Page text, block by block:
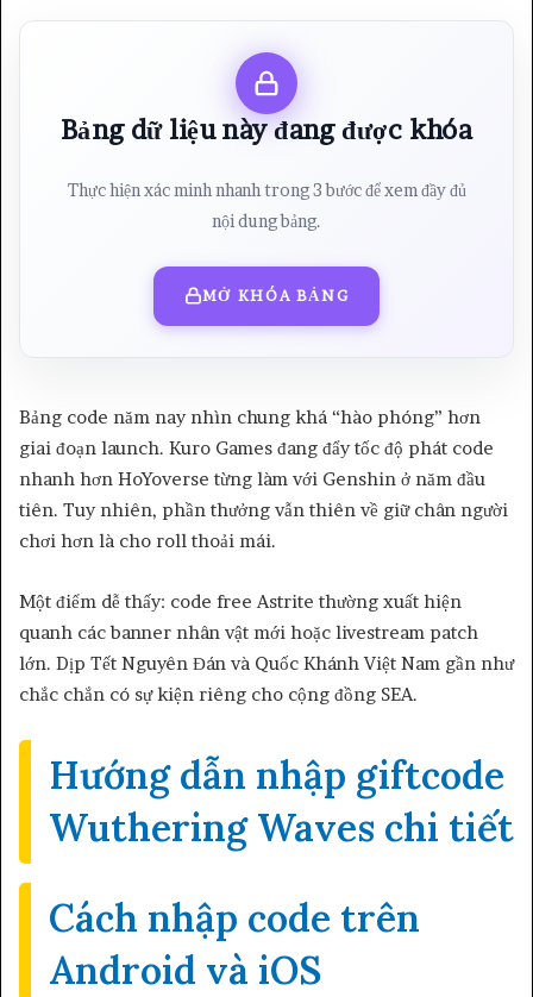
Bảng dữ liệu này đang được khóa
Thực hiện xác minh nhanh trong 3 bước để xem đầy đủ
nội dung bảng.
MỞ KHÓA BẢNG
Bảng code năm nay nhìn chung khá “hào phóng” hơn
giai đoạn launch. Kuro Games đang đẩy tốc độ phát code
nhanh hơn HoYoverse từng làm với Genshin ở năm đầu
tiên. Tuy nhiên, phần thưởng vẫn thiên về giữ chân người
chơi hơn là cho roll thoải mái.
Một điểm dễ thấy: code free Astrite thường xuất hiện
quanh các banner nhân vật mới hoặc livestream patch
lớn. Dịp Tết Nguyên Đán và Quốc Khánh Việt Nam gần như
chắc chắn có sự kiện riêng cho cộng đồng SEA.
Hướng dẫn nhập giftcode
Wuthering Waves chi tiết
Cách nhập code trên
Android và iOS